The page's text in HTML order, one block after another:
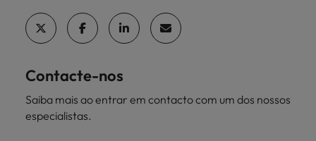
Contacte-nos
Saiba mais ao entrar em contacto com um dos nossos
especialistas.